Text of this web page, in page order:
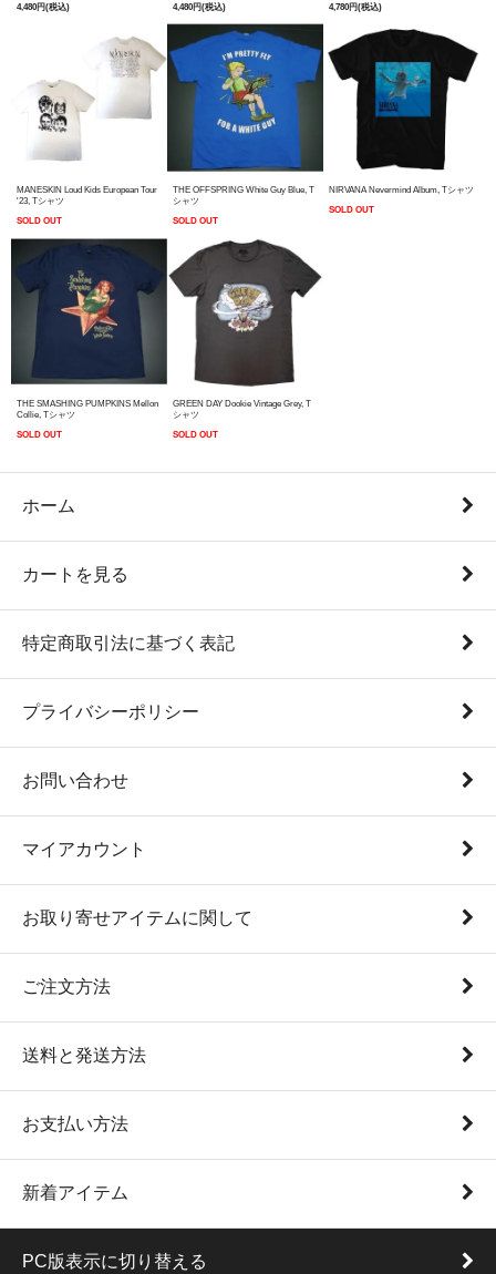
4,480円(税込)
4,480円(税込)
4,780円(税込)
MANESKIN Loud Kids European Tour
'23, Tシャツ
SOLD OUT
THE OFFSPRING White Guy Blue, T
シャツ
SOLD OUT
NIRVANA Nevermind Album, Tシャツ
SOLD OUT
THE SMASHING PUMPKINS Mellon
Collie, Tシャツ
SOLD OUT
GREEN DAY Dookie Vintage Grey, T
シャツ
SOLD OUT
ホーム
カートを見る
特定商取引法に基づく表記
プライバシーポリシー
お問い合わせ
マイアカウント
お取り寄せアイテムに関して
ご注文方法
送料と発送方法
お支払い方法
新着アイテム
PC版表示に切り替える